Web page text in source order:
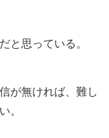
と思っている。
が無ければ、難し
。